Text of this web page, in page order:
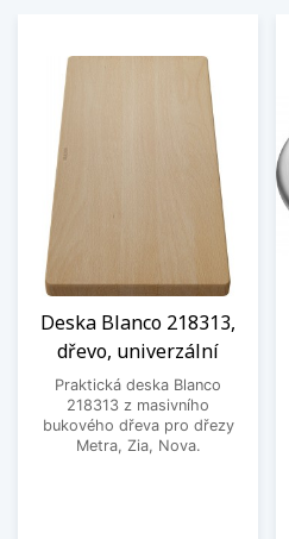
Deska Blanco 218313,
dřevo, univerzální
Praktická deska Blanco
218313 z masivního
bukového dřeva pro dřezy
Metra, Zia, Nova.